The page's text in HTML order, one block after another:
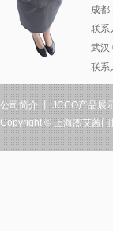
成都
联系
武汉
联系
公司简介丨JCCO产品展
Copyright ©上海杰艾茜门